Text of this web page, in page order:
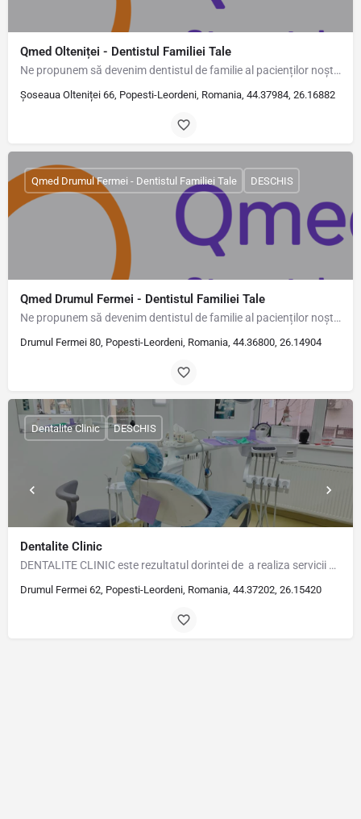
Qmed Olteniței - Dentistul Familiei Tale
Ne propunem să devenim dentistul de familie al pacienților noștri, oferindu-le o experiență stomatologică…
Șoseaua Olteniței 66, Popesti-Leordeni, Romania, 44.37984, 26.16882
Qmed Drumul Fermei - Dentistul Familiei Tale
Ne propunem să devenim dentistul de familie al pacienților noștri, oferindu-le o experiență stomatologică…
Drumul Fermei 80, Popesti-Leordeni, Romania, 44.36800, 26.14904
Qmed Drumul Fermei - Dentistul Familiei Tale DESCHIS
Dentalite Clinic
DENTALITE CLINIC este rezultatul dorintei de a realiza servicii stomatologice de calitate, la preturi…
Drumul Fermei 62, Popesti-Leordeni, Romania, 44.37202, 26.15420
Dentalite Clinic DESCHIS